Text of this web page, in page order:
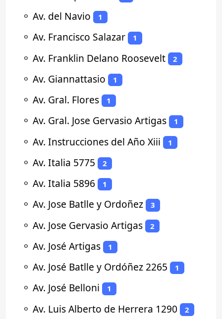
⚬ Av. del Navio 1
⚬ Av. Francisco Salazar 1
⚬ Av. Franklin Delano Roosevelt 2
⚬ Av. Giannattasio 1
⚬ Av. Gral. Flores 1
⚬ Av. Gral. Jose Gervasio Artigas 1
⚬ Av. Instrucciones del Año Xiii 1
⚬ Av. Italia 5775 2
⚬ Av. Italia 5896 1
⚬ Av. Jose Batlle y Ordoñez 3
⚬ Av. Jose Gervasio Artigas 2
⚬ Av. José Artigas 1
⚬ Av. José Batlle y Ordóñez 2265 1
⚬ Av. José Belloni 1
⚬ Av. Luis Alberto de Herrera 1290 2